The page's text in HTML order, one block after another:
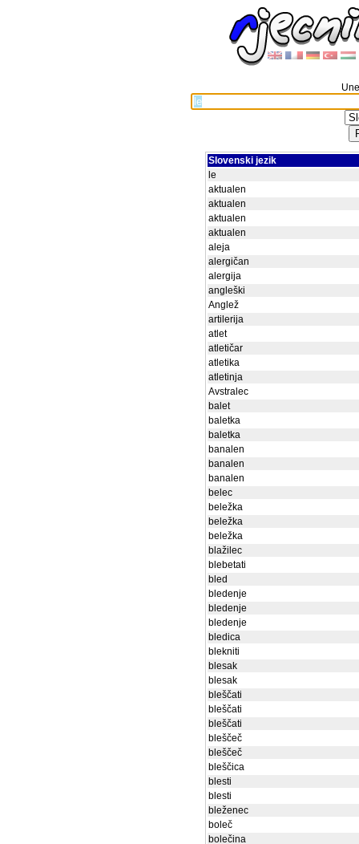
Slovenski jezik
le
aktualen
aktualen
aktualen
aktualen
aleja
alergičan
alergija
angleški
Anglež
artilerija
atlet
atletičar
atletika
atletinja
Avstralec
balet
baletka
baletka
banalen
banalen
banalen
belec
beležka
beležka
beležka
blažilec
blebetati
bled
bledenje
bledenje
bledenje
bledica
blekniti
blesak
blesak
bleščati
bleščati
bleščati
bleščeč
bleščeč
bleščica
blesti
blesti
bleženec
boleč
bolečina